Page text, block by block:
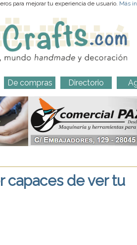
para mejorar tu experiencia de usuario. Más
De compras Directorio
capaces de ver tu